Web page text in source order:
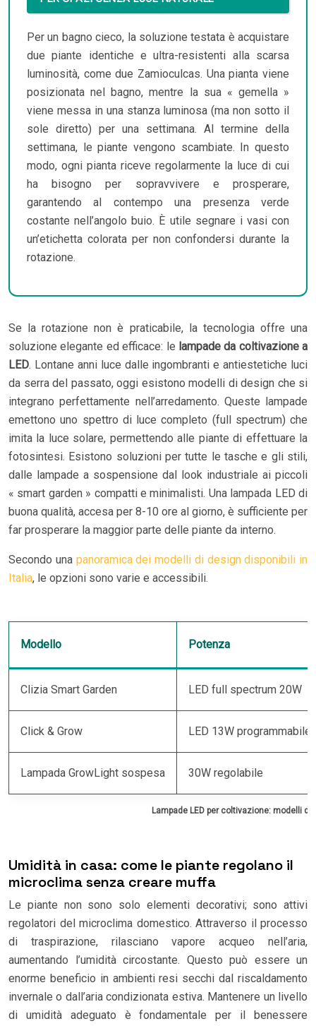
Per un bagno cieco, la soluzione testata è acquistare
due piante identiche e ultra-resistenti alla scarsa
luminosità, come due Zamioculcas. Una pianta viene
posizionata nel bagno, mentre la sua « gemella »
viene messa in una stanza luminosa (ma non sotto il
sole diretto) per una settimana. Al termine della
settimana, le piante vengono scambiate. In questo
modo, ogni pianta riceve regolarmente la luce di cui
ha bisogno per sopravvivere e prosperare,
garantendo al contempo una presenza verde
costante nell’angolo buio. È utile segnare i vasi con
un’etichetta colorata per non confondersi durante la
rotazione.
Se la rotazione non è praticabile, la tecnologia offre una
soluzione elegante ed efficace: le lampade da coltivazione a
LED. Lontane anni luce dalle ingombranti e antiestetiche luci
da serra del passato, oggi esistono modelli di design che si
integrano perfettamente nell’arredamento. Queste lampade
emettono uno spettro di luce completo (full spectrum) che
imita la luce solare, permettendo alle piante di effettuare la
fotosintesi. Esistono soluzioni per tutte le tasche e gli stili,
dalle lampade a sospensione dal look industriale ai piccoli
« smart garden » compatti e minimalisti. Una lampada LED di
buona qualità, accesa per 8-10 ore al giorno, è sufficiente per
far prosperare la maggior parte delle piante da interno.
Secondo una panoramica dei modelli di design disponibili in
Italia, le opzioni sono varie e accessibili.
Lampade LED per coltivazione: modelli
Modello Potenza
Clizia Smart Garden LED full spectrum 20W
Click & Grow LED 13W programmabile
Lampada GrowLight sospesa 30W regolabile
Umidità in casa: come le piante regolano il
microclima senza creare muffa
Le piante non sono solo elementi decorativi; sono attivi
regolatori del microclima domestico. Attraverso il processo
di traspirazione, rilasciano vapore acqueo nell’aria,
aumentando l’umidità circostante. Questo può essere un
enorme beneficio in ambienti resi secchi dal riscaldamento
invernale o dall’aria condizionata estiva. Mantenere un livello
di umidità adeguato è fondamentale per il benessere